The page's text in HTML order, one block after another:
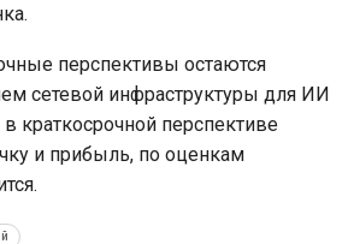
перспективы остаются
сетевой инфраструктуры для ИИ
краткосрочной перспективе
и прибыль, по оценкам